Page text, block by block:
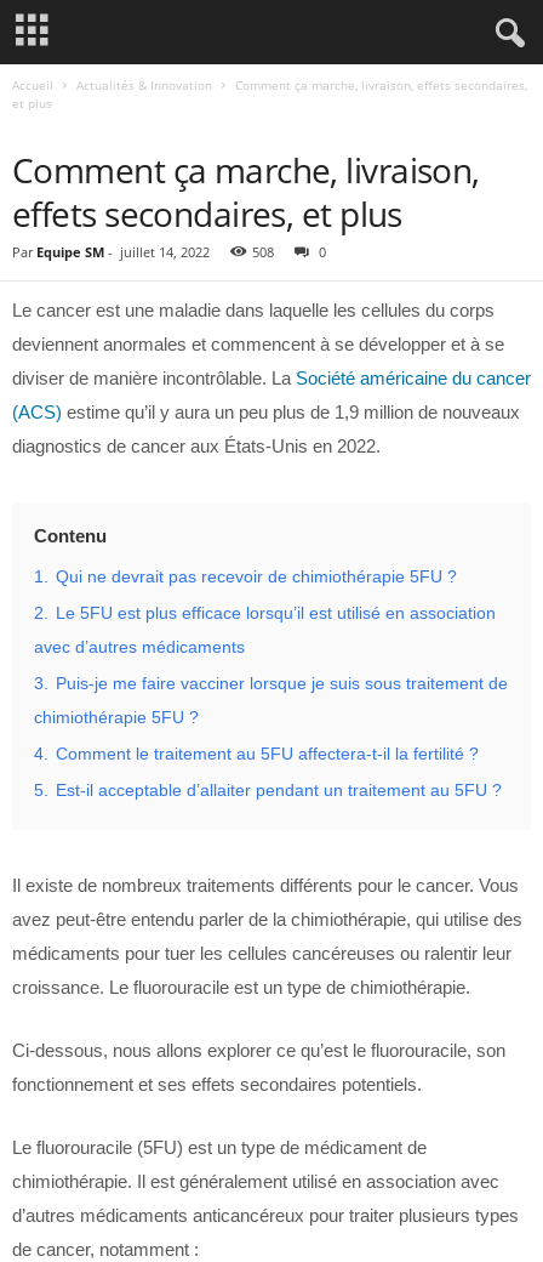
Accueil Actualités & Innovation
Comment ça marche, livraison, effets secondaires,
et plus
Comment ça marche, livraison,
effets secondaires, et plus
Par Equipe SM - juillet 14, 2022 508 0
Le cancer est une maladie dans laquelle les cellules du corps
deviennent anormales et commencent à se développer et à se
diviser de manière incontrôlable. La Société américaine du cancer
(ACS) estime qu’il y aura un peu plus de 1,9 million de nouveaux
diagnostics de cancer aux États-Unis en 2022.
Contenu
1. Qui ne devrait pas recevoir de chimiothérapie 5FU ?
2. Le 5FU est plus efficace lorsqu’il est utilisé en association
avec d’autres médicaments
3. Puis-je me faire vacciner lorsque je suis sous traitement de
chimiothérapie 5FU ?
4. Comment le traitement au 5FU affectera-t-il la fertilité ?
5. Est-il acceptable d’allaiter pendant un traitement au 5FU ?
Il existe de nombreux traitements différents pour le cancer. Vous
avez peut-être entendu parler de la chimiothérapie, qui utilise des
médicaments pour tuer les cellules cancéreuses ou ralentir leur
croissance. Le fluorouracile est un type de chimiothérapie.
Ci-dessous, nous allons explorer ce qu’est le fluorouracile, son
fonctionnement et ses effets secondaires potentiels.
Le fluorouracile (5FU) est un type de médicament de
chimiothérapie. Il est généralement utilisé en association avec
d’autres médicaments anticancéreux pour traiter plusieurs types
de cancer, notamment :